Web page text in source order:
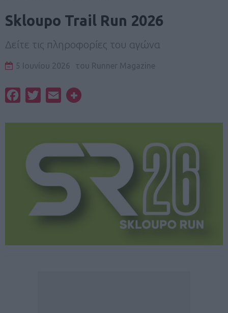
Skloupo Trail Run 2026
Δείτε τις πληροφορίες του αγώνα
5 Ιουνίου 2026 του Runner Magazine
FacebookTwitterEmail